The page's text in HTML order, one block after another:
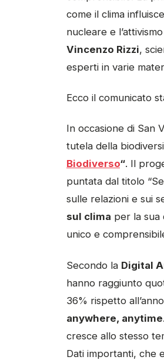
come il clima
nucleare e
Vincenzo Rizzi,
esperti in varie
Ecco il comunicato
In occasione di San
tutela della
Biodiverso“. Il
puntata dal titolo
sulle relazioni e sui
sul clima per la sua
unico e
Secondo la Digital
hanno raggiunto
36% rispetto
anywhere, anytime
cresce allo stesso
Dati importanti, che